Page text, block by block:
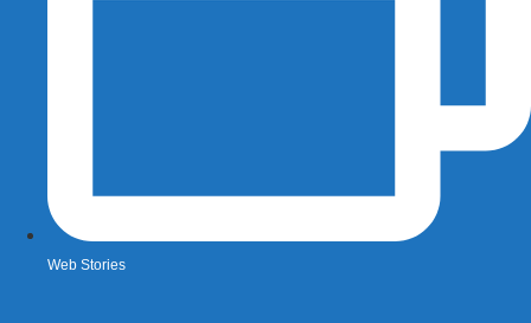
Web Stories